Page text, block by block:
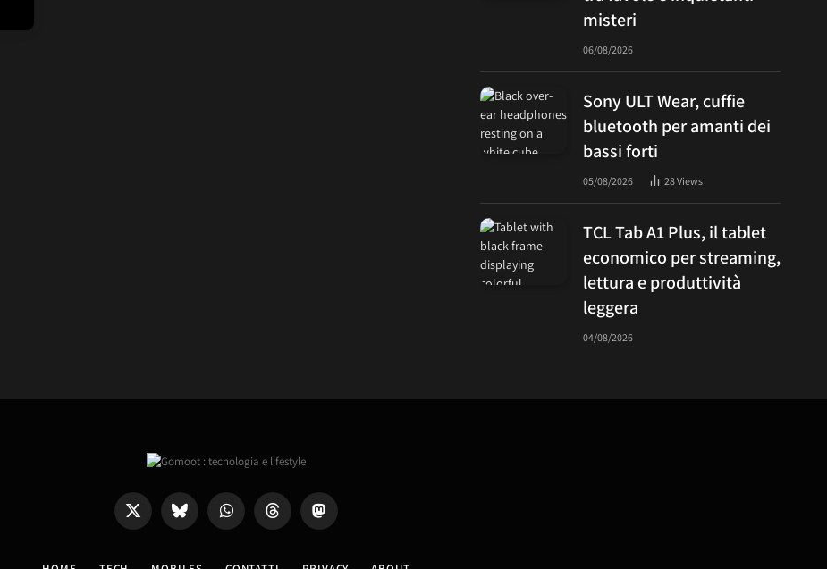
misteri
06/08/2026
Sony ULT Wear, cuffie
bluetooth per amanti dei
bassi forti
05/08/2026 28Views
TCL Tab A1 Plus, il tablet
economico per streaming,
lettura e produttività
leggera
04/08/2026
X
Bluesky WhatsAppThreads Mastodon